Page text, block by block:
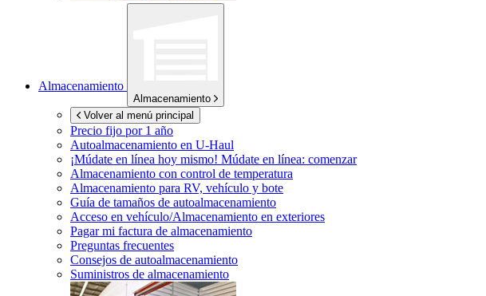
Almacenamiento
Almacenamiento
Volver al menú principal
Precio fijo por 1 año
Autoalmacenamiento en U-Haul
¡Múdate en línea hoy mismo! Múdate en línea: comenzar
Almacenamiento con control de temperatura
Almacenamiento para RV, vehículo y bote
Guía de tamaños de autoalmacenamiento
Acceso en vehículo/Almacenamiento en exteriores
Pagar mi factura de almacenamiento
Preguntas frecuentes
Consejos de autoalmacenamiento
Suministros de almacenamiento